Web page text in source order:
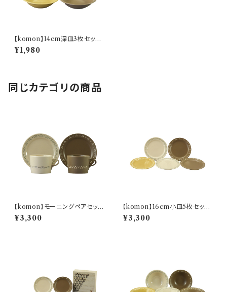
【komon】14cm深皿3枚セット
【YMK80】
¥1,980
同じカテゴリの商品
【komon】モーニングペアセット
【YMK80】
¥3,300
【komon】16cm小皿5枚セット
【YMK80】
¥3,300